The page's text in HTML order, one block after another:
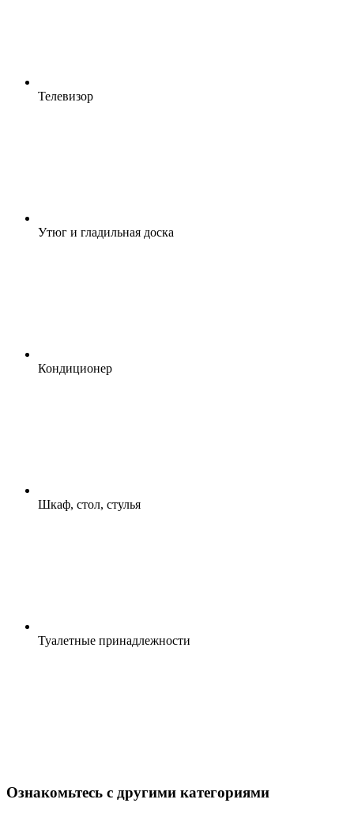
Телевизор
Утюг и гладильная доска
Кондиционер
Шкаф, стол, стулья
Туалетные принадлежности
Ознакомьтесь с другими категориями